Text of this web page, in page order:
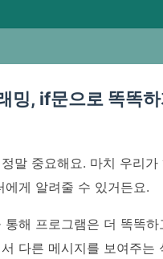
밍, if문으로 똑똑
말 중요해요. 마치 우리
게 알려줄 수 있거든요.
해 프로그램은 더 똑똑
다른 메시지를 보여주는